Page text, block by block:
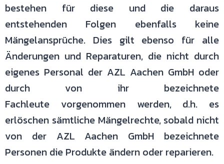
bestehen für diese und die daraus
entstehenden Folgen ebenfalls keine
Mängelansprüche. Dies gilt ebenso für alle
Änderungen und Reparaturen, die nicht durch
eigenes Personal der AZL Aachen GmbH oder
durch von ihr bezeichnete
Fachleute vorgenommen werden, d.h. es
erlöschen sämtliche Mängelrechte, sobald nicht
von der AZL Aachen GmbH bezeichnete
Personen die Produkte ändern oder reparieren.